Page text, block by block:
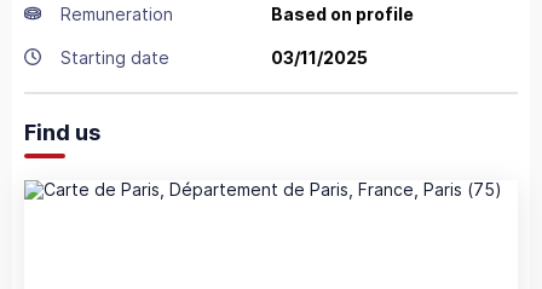
Remuneration Based on profile
Starting date 03/11/2025
Find us